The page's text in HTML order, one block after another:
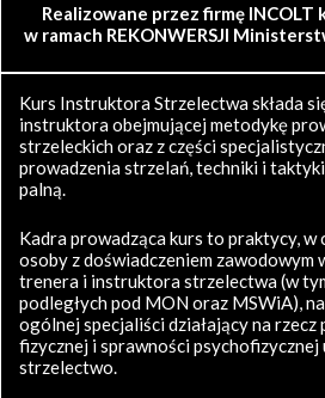
Realizowane przez firmę INCOLT
w ramach REKONWERSJI
Kurs Instruktora Strzelectwa składa
instruktora obejmującej metodykę
strzeleckich oraz z części
prowadzenia strzelań, techniki i
palną.
Kadra prowadząca kurs to praktycy, w
osoby z doświadczeniem zawodowym
trenera i instruktora strzelectwa (w
podległych pod MON oraz MSWiA),
ogólnej specjaliści działający na
fizycznej i sprawności
strzelectwo.